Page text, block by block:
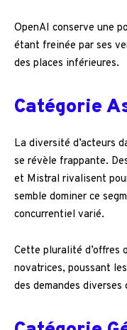
OpenAI conserve une
étant freinée par ses
des places inférieures.
Catégorie
La diversité d’acteurs
se révèle frappante.
et Mistral rivalisent
semble dominer ce
concurrentiel varié.
Cette pluralité d’offres
novatrices, poussant
des demandes diverses